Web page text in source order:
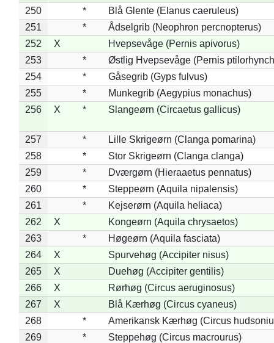
250
*
Blå Glente (Elanus caeruleus)
251
*
Ådselgrib (Neophron percnopterus)
252
X
Hvepsevåge (Pernis apivorus)
253
*
Østlig Hvepsevåge (Pernis
254
*
Gåsegrib (Gyps fulvus)
255
*
Munkegrib (Aegypius monachus)
256
X * Slangeørn (Circaetus gallicus)
257 *
Lille Skrigeørn (Clanga pomarina)
258
*
Stor Skrigeørn (Clanga clanga)
259
*
Dværgørn (Hieraaetus pennatus)
260
*
Steppeørn (Aquila nipalensis)
261
*
Kejserørn (Aquila heliaca)
262
X
Kongeørn (Aquila chrysaetos)
263
*
Høgeørn (Aquila fasciata)
264
X
Spurvehøg (Accipiter nisus)
265
X
Duehøg (Accipiter gentilis)
266
X
Rørhøg (Circus aeruginosus)
267
X
Blå Kærhøg (Circus cyaneus)
268
*
Amerikansk Kærhøg (Circus
269
*
Steppehøg (Circus macrourus)